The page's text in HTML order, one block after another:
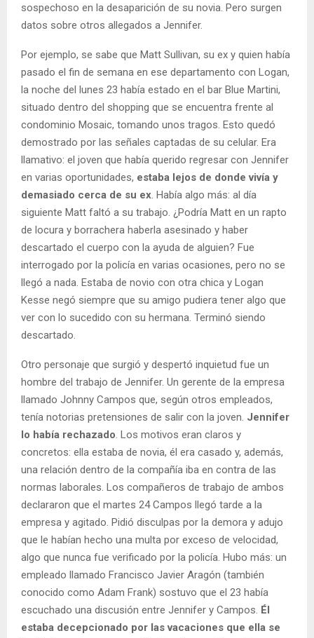
sospechoso en la desaparición de su novia. Pero surgen
datos sobre otros allegados a Jennifer.
Por ejemplo, se sabe que Matt Sullivan, su ex y quien había
pasado el fin de semana en ese departamento con Logan,
la noche del lunes 23 había estado en el bar Blue Martini,
situado dentro del shopping que se encuentra frente al
condominio Mosaic, tomando unos tragos. Esto quedó
demostrado por las señales captadas de su celular. Era
llamativo: el joven que había querido regresar con Jennifer
en varias oportunidades, estaba lejos de donde vivía y
demasiado cerca de su ex . Había algo más: al día
siguiente Matt faltó a su trabajo. ¿Podría Matt en un rapto
de locura y borrachera haberla asesinado y haber
descartado el cuerpo con la ayuda de alguien? Fue
interrogado por la policía en varias ocasiones, pero no se
llegó a nada. Estaba de novio con otra chica y Logan
Kesse negó siempre que su amigo pudiera tener algo que
ver con lo sucedido con su hermana. Terminó siendo
descartado.
Otro personaje que surgió y despertó inquietud fue un
hombre del trabajo de Jennifer. Un gerente de la empresa
llamado Johnny Campos que, según otros empleados,
tenía notorias pretensiones de salir con la joven. Jennifer
lo había rechazado . Los motivos eran claros y
concretos: ella estaba de novia, él era casado y, además,
una relación dentro de la compañía iba en contra de las
normas laborales. Los compañeros de trabajo de ambos
declararon que el martes 24 Campos llegó tarde a la
empresa y agitado. Pidió disculpas por la demora y adujo
que le habían hecho una multa por exceso de velocidad,
algo que nunca fue verificado por la policía. Hubo más: un
empleado llamado Francisco Javier Aragón (también
conocido como Adam Frank) sostuvo que el 23 había
escuchado una discusión entre Jennifer y Campos. Él
estaba decepcionado por las vacaciones que ella se